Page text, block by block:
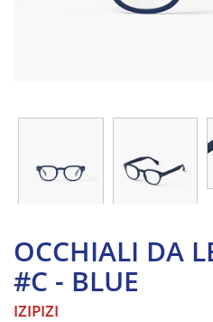
OCCHIALI DA
#C - BLUE
IZIPIZI